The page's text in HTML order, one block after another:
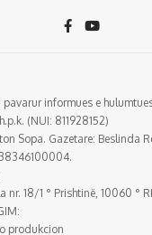
pavarur informues e
(NUI: 811928152)
Sopa. Gazetare: Beslinda
nr. 18/1 ° Prishtinë, 10060 °
produkcion